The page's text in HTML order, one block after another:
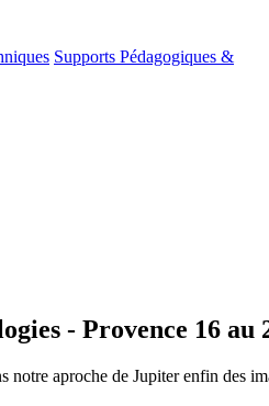
Supports Pédagogiques &
- Provence 16 au
notre aproche de Jupiter enfin des